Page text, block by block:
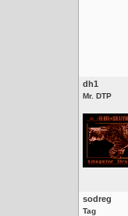
dh1
Mr. DTP
sodreg
Tag